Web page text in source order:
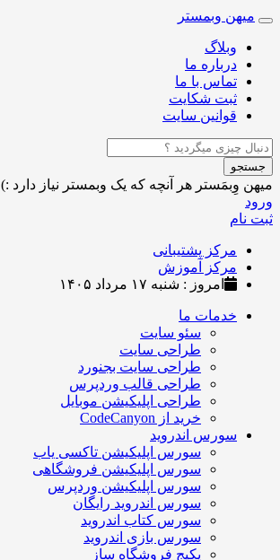
Toggle
navigation
میهن وبمستر
وبلاگ
درباره ما
تماس با ما
ثبت شکایت
قوانین سایت
جستجو
میهن وِبمَستر هر آنچه که یک وبمستر نیاز دارد :)
ورود
ثبت نام
مرکز پشتیبانی
مرکز آموزش
امروز : شنبه ۱۷ مرداد ۱۴۰۵
خدمات ما
سئو سایت
طراحی سایت
طراحی سایت بجنورد
طراحی قالب وردپرس
طراحی اپلیکیشن موبایل
خرید از CodeCanyon
سورس اندروید
سورس اپلیکیشن تاکسی یاب
سورس اپلیکیشن فروشگاهی
سورس اپلیکیشن وردپرس
سورس اندروید رایگان
سورس کتاب اندروید
سورس بازی اندروید
پکیج فروشگاه ساز